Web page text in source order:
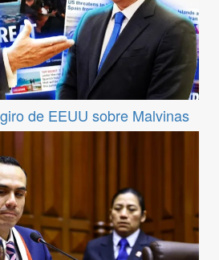
de EEUU sobre Malvinas